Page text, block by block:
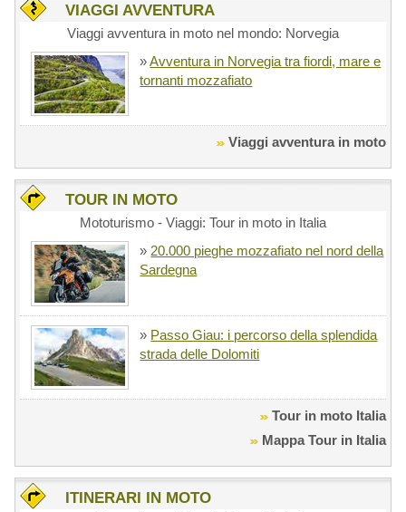
VIAGGI AVVENTURA
Viaggi avventura in moto nel mondo: Norvegia
»Avventura in Norvegia tra fiordi, mare e
tornanti mozzafiato
Viaggi avventura in moto
TOUR IN MOTO
Mototurismo - Viaggi: Tour in moto in Italia
» 20.000 pieghe mozzafiato nel nord della
Sardegna
» Passo Giau: i percorso della splendida
strada delle Dolomiti
Tour in moto Italia
Mappa Tour in Italia
ITINERARI IN MOTO